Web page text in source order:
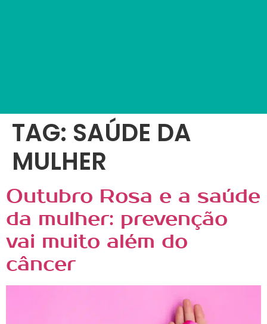
TAG: SAÚDE DA
MULHER
Outubro Rosa e a saúde
da mulher: prevenção
vai muito além do
câncer